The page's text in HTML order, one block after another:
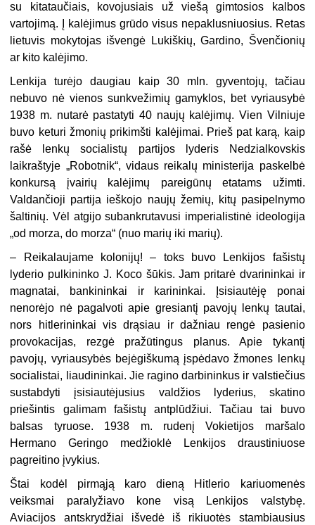
su kitataučiais, kovojusiais už viešą gimtosios kalbos
vartojimą. Į kalėjimus grūdo visus nepaklusniuosius. Retas
lietuvis mokytojas išvengė Lukiškių, Gardino, Švenčionių
ar kito kalėjimo.
Lenkija turėjo daugiau kaip 30 mln. gyventojų, tačiau
nebuvo nė vienos sunkvežimių gamyklos, bet vyriausybė
1938 m. nutarė pastatyti 40 naujų kalėjimų. Vien Vilniuje
buvo keturi žmonių prikimšti kalėjimai. Prieš pat karą, kaip
rašė lenkų socialistų partijos lyderis Nedzialkovskis
laikraštyje „Robotnik“, vidaus reikalų ministerija paskelbė
konkursą įvairių kalėjimų pareigūnų etatams užimti.
Valdančioji partija ieškojo naujų žemių, kitų pasipelnymo
šaltinių. Vėl atgijo subankrutavusi imperialistinė ideologija
„od morza, do morza“ (nuo marių iki marių).
– Reikalaujame kolonijų! – toks buvo Lenkijos fašistų
lyderio pulkininko J. Koco šūkis. Jam pritarė dvarininkai ir
magnatai, bankininkai ir karininkai. Įsisiautėję ponai
nenorėjo nė pagalvoti apie gresiantį pavojų lenkų tautai,
nors hitlerininkai vis drąsiau ir dažniau rengė pasienio
provokacijas, rezgė pražūtingus planus. Apie tykantį
pavojų, vyriausybės bejėgiškumą įspėdavo žmones lenkų
socialistai, liaudininkai. Jie ragino darbininkus ir valstiečius
sustabdyti įsisiautėjusius valdžios lyderius, skatino
priešintis galimam fašistų antplūdžiui. Tačiau tai buvo
balsas tyruose. 1938 m. rudenį Vokietijos maršalo
Hermano Geringo medžioklė Lenkijos draustiniuose
pagreitino įvykius.
Štai kodėl pirmąją karo dieną Hitlerio kariuomenės
veiksmai paralyžiavo kone visą Lenkijos valstybę.
Aviacijos antskrydžiai išvedė iš rikiuotės stambiausius